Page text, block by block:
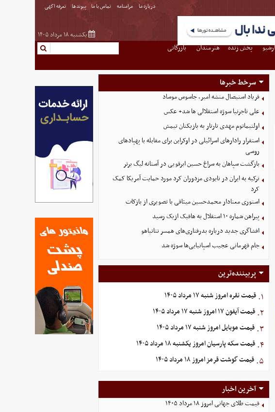
درباره ما مرامنامه تماس با ما پیوندها تعرفه اگهی
یکشنبه ۱۸ مرداد ۱۴۰۵
پخش زنده هنرمندان
بازرگانی
سرخط خبرها
فریاد استیصال منشه امیر، جاسوس موساد
علی تاجرنیا سوژه استقلالی‌ ها شد+ عکس
اولتیماتوم مهدی تارتار به بازیکنان تیمش
استقرار رادارهای اسرائیلی در اوکراین برای مقابله با پهپادهای
روسی
بازگشت سپاهان به سراغ حسین ابرقویی در آستانه لیگ برتر
ترکیه به ایران در نابودی مزدوران کرد مورد حمایت آمریکا کمک
کرد
استوری معنادار محمدحسین میثاقی با تصویری از بازکات
پیراهن شماره ۱۰ استقلال به هافبک ازبک رسید
افشاگری جدید درباره بدرفتاری‌های همسر نتانیاهو
جام قهرمانی عجیب اسپانیایی‌ها سوژه شد
پربیننده‌ترین
۱. قیمت نقره امروز شنبه ۱۷ مرداد ۱۴۰۵
۲. قیمت آیفون ۱۷ امروز شنبه ۱۷ مرداد ۱۴۰۵
۳. قیمت موبایل‌ امروز شنبه ۱۷ مرداد ۱۴۰۵
۴. قیمت سکه پارسیان امروز یکشنبه ۱۸ مرداد ۱۴۰۵
۵. قیمت گوشت قرمز امروز ۱۸ مرداد ۱۴۰۵
آخرین اخبار
قیمت طلای جهانی امروز ۱۸ مرداد ۱۴۰۵